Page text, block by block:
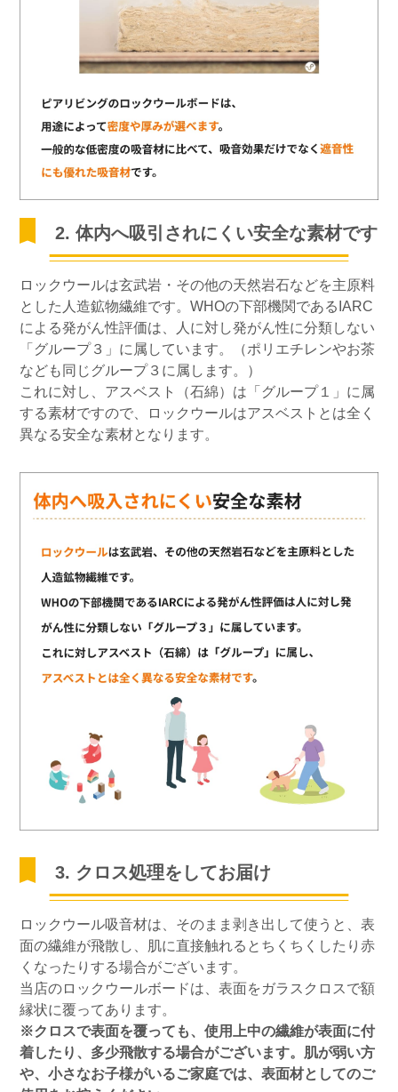
2. 体内へ吸引されにくい安全な素材です
ロックウールは玄武岩・その他の天然岩石などを主原料
とした人造鉱物繊維です。WHOの下部機関であるIARC
による発がん性評価は、人に対し発がん性に分類しない
「グループ３」に属しています。（ポリエチレンやお茶
なども同じグループ３に属します。）
これに対し、アスベスト（石綿）は「グループ１」に属
する素材ですので、ロックウールはアスベストとは全く
異なる安全な素材となります。
3. クロス処理をしてお届け
ロックウール吸音材は、そのまま剥き出して使うと、表
面の繊維が飛散し、肌に直接触れるとちくちくしたり赤
くなったりする場合がございます。
当店のロックウールボードは、表面をガラスクロスで額
縁状に覆ってあります。
※クロスで表面を覆っても、使用上中の繊維が表面に付
着したり、多少飛散する場合がございます。肌が弱い方
や、小さなお子様がいるご家庭では、表面材としてのご